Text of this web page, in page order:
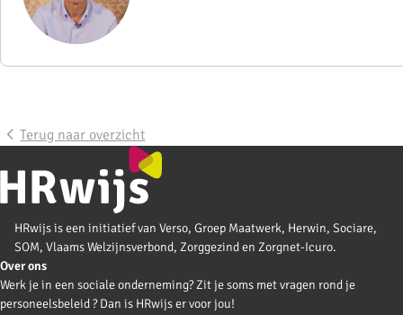
Terug naar overzicht
HRwijs is een initiatief van Verso, Groep Maatwerk, Herwin, Sociare,
SOM, Vlaams Welzijnsverbond, Zorggezind en Zorgnet-Icuro.
Over ons
Werk je in een sociale onderneming? Zit je soms met vragen rond je
personeelsbeleid ? Dan is HRwijs er voor jou!